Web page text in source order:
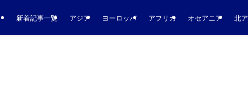
新着記事一覧 アジア ヨーロッパ アフリカ オセアニア 北